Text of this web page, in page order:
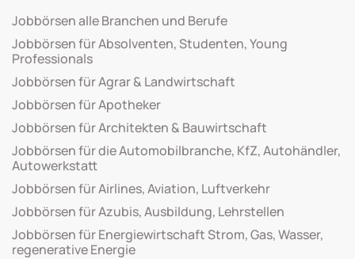
Jobbörsen alle Branchen und Berufe
Jobbörsen für Absolventen, Studenten, Young
Professionals
Jobbörsen für Agrar & Landwirtschaft
Jobbörsen für Apotheker
Jobbörsen für Architekten & Bauwirtschaft
Jobbörsen für die Automobilbranche, KfZ, Autohändler,
Autowerkstatt
Jobbörsen für Airlines, Aviation, Luftverkehr
Jobbörsen für Azubis, Ausbildung, Lehrstellen
Jobbörsen für Energiewirtschaft Strom, Gas, Wasser,
regenerative Energie